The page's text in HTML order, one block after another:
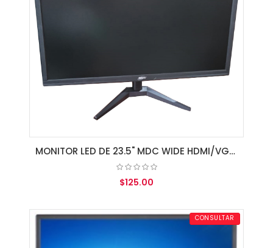
MONITOR LED DE 23.5" MDC WIDE HDMI/VGA/SPK BLACK
$125.00
AGREGAR AL CARRITO CONSULTAR